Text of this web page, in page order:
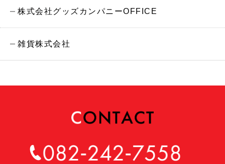
株式会社グッズカンパニーOFFICE
雑貨株式会社